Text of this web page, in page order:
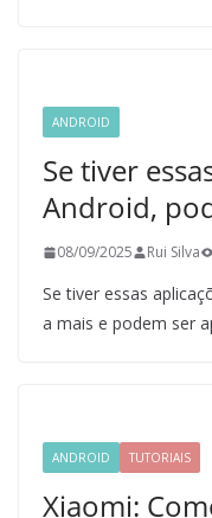
ANDROID
Se tiver
Android,
08/09/2025 Rui Silva
Se tiver essas
a mais e podem ser
ANDROID TUTORIAIS
Xiaomi: